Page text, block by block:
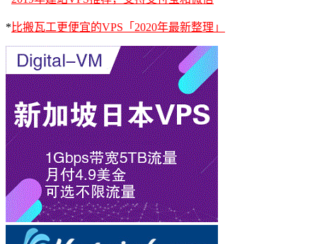
* 比搬瓦工更便宜的VPS「2020年最新整理」